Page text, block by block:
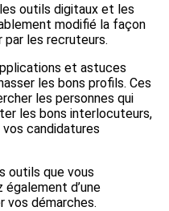
outils digitaux et les
modifié la façon
les recruteurs.
et astuces
les bons profils. Ces
les personnes qui
les bons interlocuteurs,
candidatures
outils que vous
d’une
vos démarches.